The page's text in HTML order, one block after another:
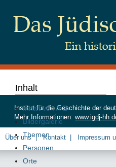
Inhalt
Inhalt von A-Z
Bildergalerie
Themen
Personen
Orte
Institut für die Geschichte der
Mehr Informationen: www.igdj-
Über uns Kontakt Impressum